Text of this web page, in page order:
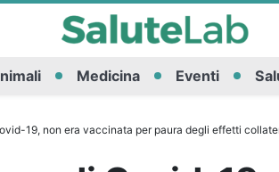
Medicina Eventi
19, non era vaccinata per paura degli effetti